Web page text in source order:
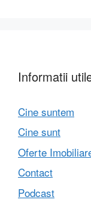
Informatii
Cine suntem
Cine sunt
Oferte
Contact
Podcast